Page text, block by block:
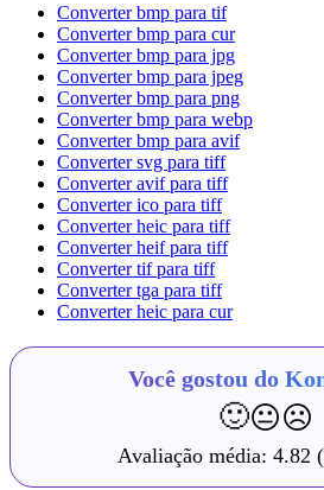
Converter bmp para tif
Converter bmp para cur
Converter bmp para jpg
Converter bmp para jpeg
Converter bmp para png
Converter bmp para webp
Converter bmp para avif
Converter svg para tiff
Converter avif para tiff
Converter ico para tiff
Converter heic para tiff
Converter heif para tiff
Converter tif para tiff
Converter tga para tiff
Converter heic para cur
Você gostou do
🙂😐☹️
Avaliação média: 4.82